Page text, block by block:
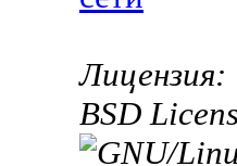
Лицензия:
BSD